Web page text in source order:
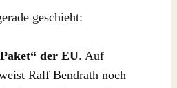
geschieht:
der EU. Auf
Ralf Bendrath noch